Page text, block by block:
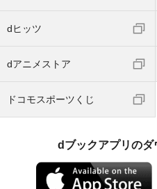
dヒッツ
dアニメストア
ドコモスポーツくじ
dブックアプリのダ